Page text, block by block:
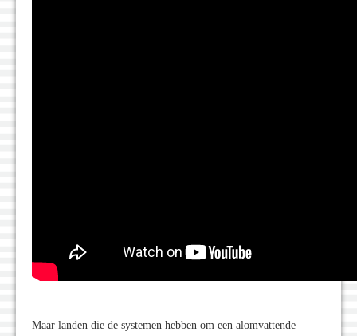
Maar landen die de systemen hebben om een alomvattende